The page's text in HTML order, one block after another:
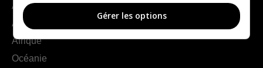
Amériques
Asie
Afrique
Océanie
Gérer les options